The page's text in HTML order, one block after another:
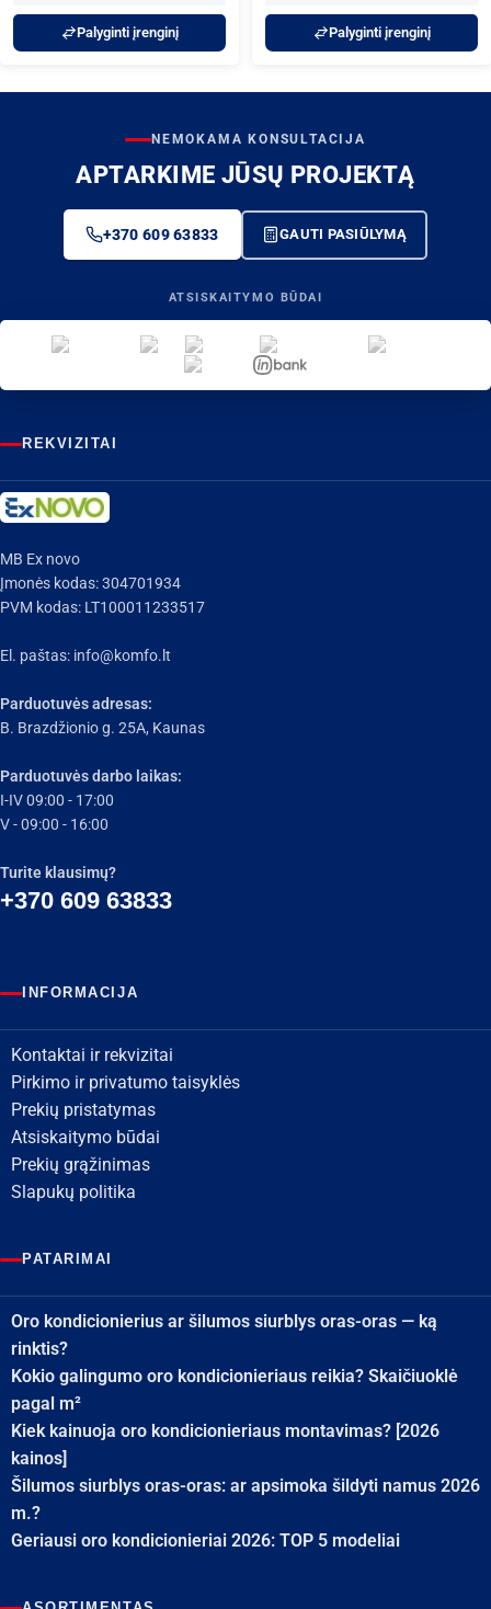
Palyginti įrenginį Palyginti įrenginį
NEMOKAMA KONSULTACIJA
APTARKIME JŪSŲ PROJEKTĄ
+370 609 63833 GAUTI PASIŪLYMĄ
ATSISKAITYMO BŪDAI
REKVIZITAI
MB Ex novo
Įmonės kodas: 304701934
PVM kodas: LT100011233517
El. paštas: info@komfo.lt
Parduotuvės adresas:
B. Brazdžionio g. 25A, Kaunas
Parduotuvės darbo laikas:
I-IV 09:00 - 17:00
V - 09:00 - 16:00
Turite klausimų?
+370 609 63833
INFORMACIJA
Kontaktai ir rekvizitai
Pirkimo ir privatumo taisyklės
Prekių pristatymas
Atsiskaitymo būdai
Prekių grąžinimas
Slapukų politika
PATARIMAI
Oro kondicionierius ar šilumos siurblys oras-oras — ką
rinktis?
Kokio galingumo oro kondicionieriaus reikia? Skaičiuoklė
pagal m²
Kiek kainuoja oro kondicionieriaus montavimas? [2026
kainos]
Šilumos siurblys oras-oras: ar apsimoka šildyti namus 2026
m.?
Geriausi oro kondicionieriai 2026: TOP 5 modeliai